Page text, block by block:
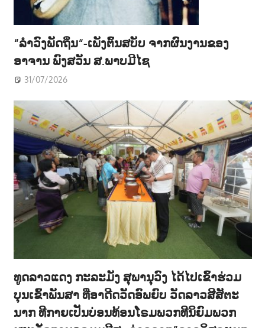
“ລຳວົງພັດຖິ່ນ“-ເພັງຕົ້ນສບັບ ຈາກຜົນງານຂອງ
ອາຈານ ພົງສວັນ ສ.ພາບມີໄຊ
31/07/2026
ທູດລາວແດງ ກະລະມັງ ສຸພານຸວົງ ໄດ້ໄປເຂົ້າຮ່ວມ
ບຸນເຂົ້າພັນສາ ທີ່ອາດີດວັດອົພຍົບ ວັດລາວສີສັຕະ
ນາກ ທີກາຍເປັນບ່ອນທ້ອນໂຣມພວກທີນິຍົມພວກ